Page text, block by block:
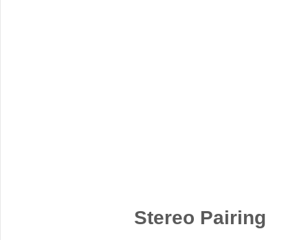
Stereo Pairing